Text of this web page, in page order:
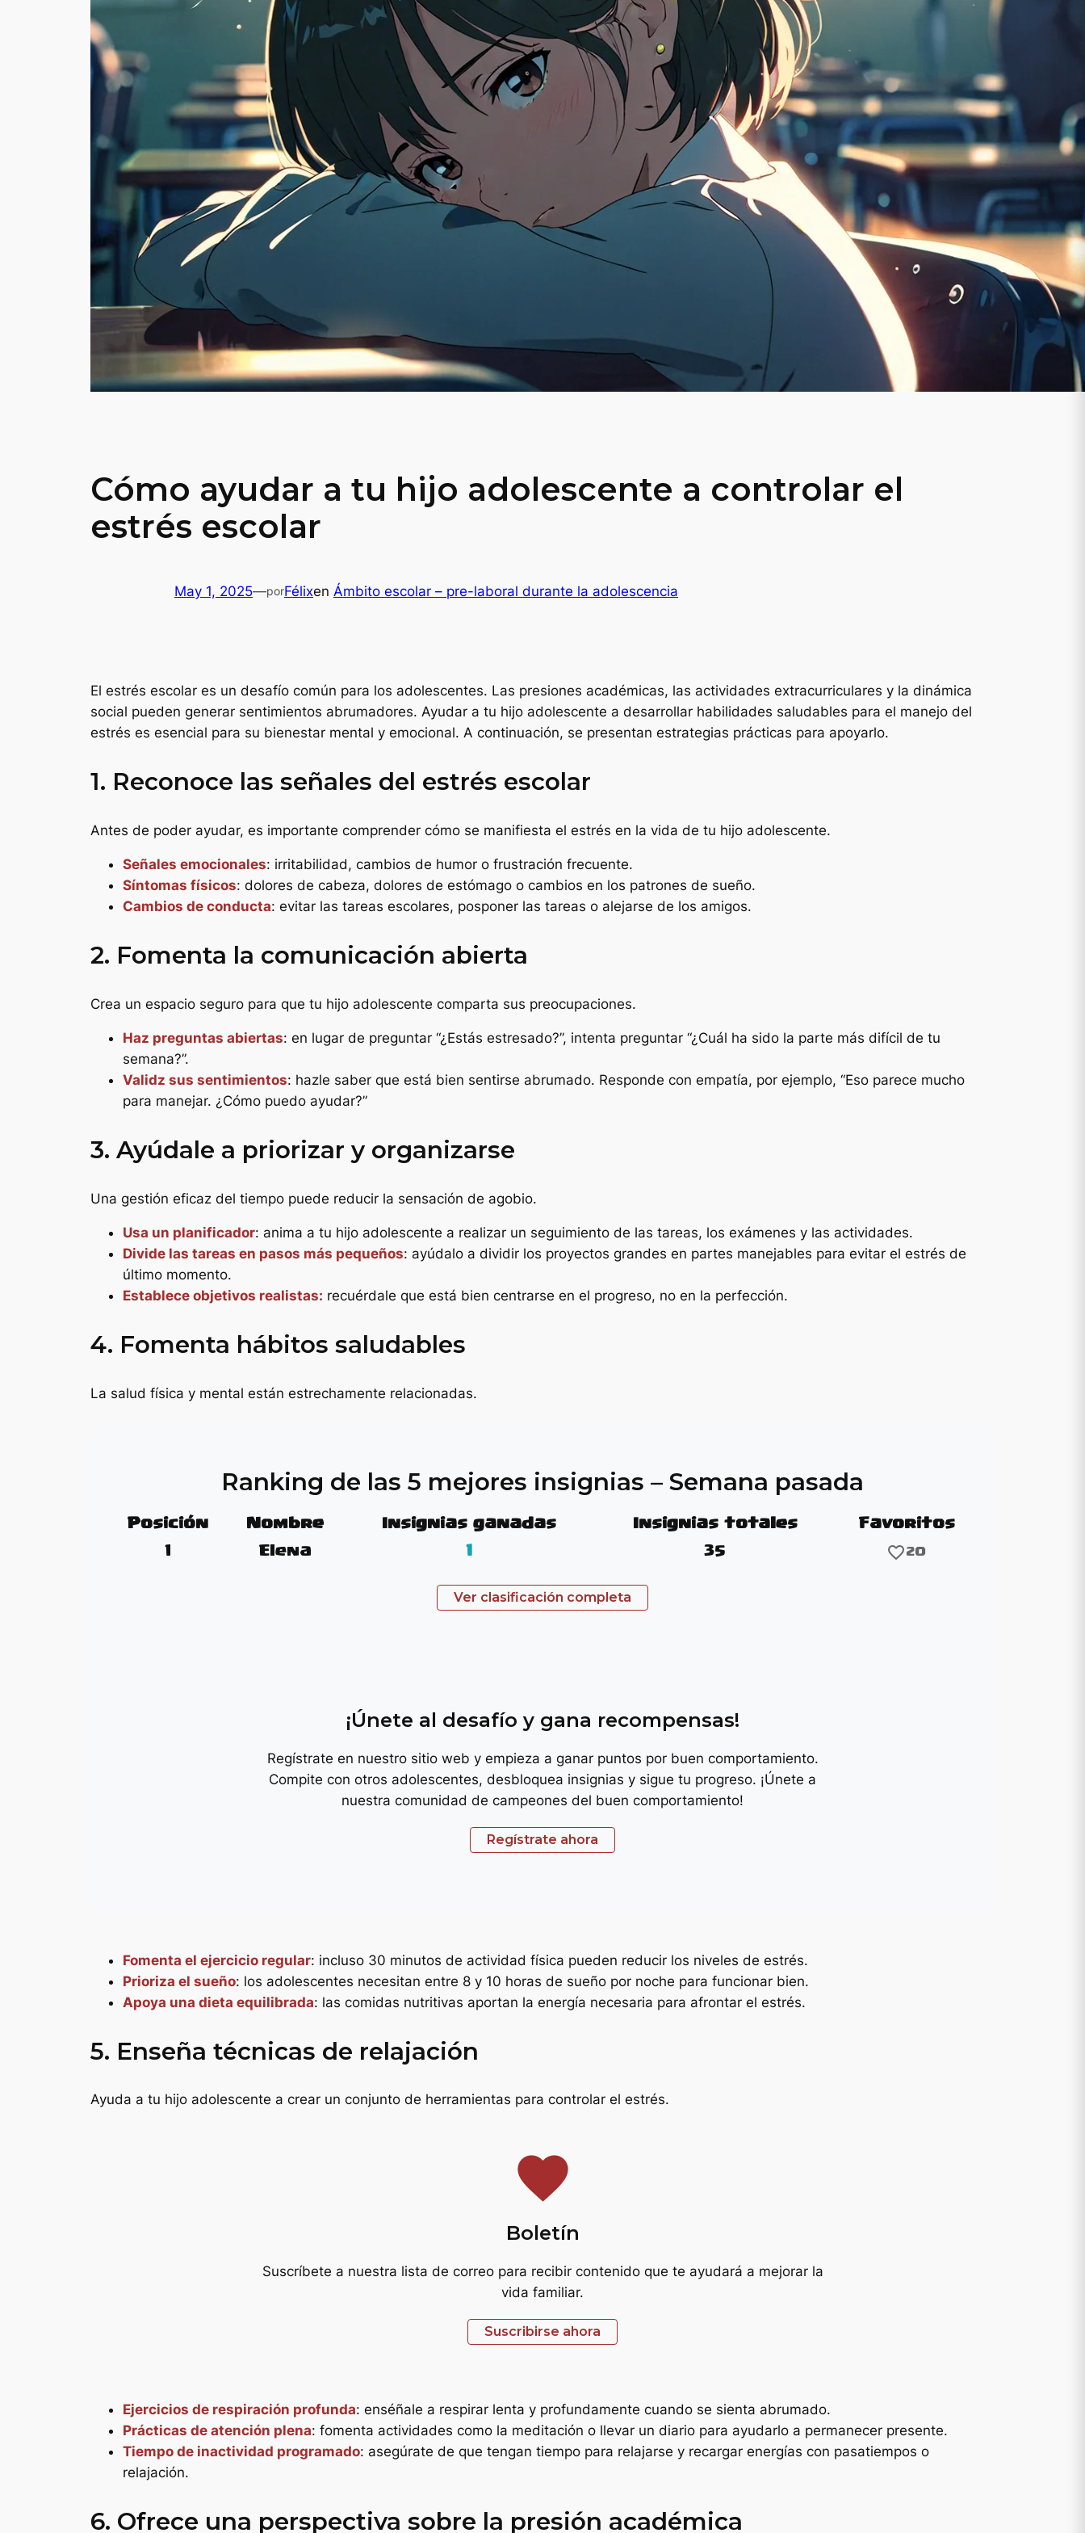
Cómo ayudar a tu hijo adolescente a controlar el
estrés escolar
May 1, 2025—porFélixen Ámbito escolar – pre-laboral durante la adolescencia
El estrés escolar es un desafío común para los adolescentes. Las presiones académicas, las actividades extracurriculares y la dinámica
social pueden generar sentimientos abrumadores. Ayudar a tu hijo adolescente a desarrollar habilidades saludables para el manejo del
estrés es esencial para su bienestar mental y emocional. A continuación, se presentan estrategias prácticas para apoyarlo.
1. Reconoce las señales del estrés escolar
Antes de poder ayudar, es importante comprender cómo se manifiesta el estrés en la vida de tu hijo adolescente.
Señales emocionales: irritabilidad, cambios de humor o frustración frecuente.
Síntomas físicos: dolores de cabeza, dolores de estómago o cambios en los patrones de sueño.
Cambios de conducta: evitar las tareas escolares, posponer las tareas o alejarse de los amigos.
2. Fomenta la comunicación abierta
Crea un espacio seguro para que tu hijo adolescente comparta sus preocupaciones.
Haz preguntas abiertas: en lugar de preguntar “¿Estás estresado?”, intenta preguntar “¿Cuál ha sido la parte más difícil de tu
semana?”.
Validz sus sentimientos: hazle saber que está bien sentirse abrumado. Responde con empatía, por ejemplo, “Eso parece mucho
para manejar. ¿Cómo puedo ayudar?”
3. Ayúdale a priorizar y organizarse
Una gestión eficaz del tiempo puede reducir la sensación de agobio.
Usa un planificador: anima a tu hijo adolescente a realizar un seguimiento de las tareas, los exámenes y las actividades.
Divide las tareas en pasos más pequeños: ayúdalo a dividir los proyectos grandes en partes manejables para evitar el estrés de
último momento.
Establece objetivos realistas: recuérdale que está bien centrarse en el progreso, no en la perfección.
4. Fomenta hábitos saludables
La salud física y mental están estrechamente relacionadas.
Ranking de las 5 mejores insignias – Semana pasada
Posición Nombre Insignias ganadas Insignias totales
Favoritos
1
Elena 1 35 favorite_border 20
Ver clasificación completa
¡Únete al desafío y gana recompensas!
Regístrate en nuestro sitio web y empieza a ganar puntos por buen comportamiento.
Compite con otros adolescentes, desbloquea insignias y sigue tu progreso. ¡Únete a
nuestra comunidad de campeones del buen comportamiento!
Regístrate ahora
Fomenta el ejercicio regular: incluso 30 minutos de actividad física pueden reducir los niveles de estrés.
Prioriza el sueño: los adolescentes necesitan entre 8 y 10 horas de sueño por noche para funcionar bien.
Apoya una dieta equilibrada: las comidas nutritivas aportan la energía necesaria para afrontar el estrés.
5. Enseña técnicas de relajación
Ayuda a tu hijo adolescente a crear un conjunto de herramientas para controlar el estrés.
favorite
Boletín
Suscríbete a nuestra lista de correo para recibir contenido que te ayudará a mejorar la
vida familiar.
Suscribirse ahora
Ejercicios de respiración profunda: enséñale a respirar lenta y profundamente cuando se sienta abrumado.
Prácticas de atención plena: fomenta actividades como la meditación o llevar un diario para ayudarlo a permanecer presente.
Tiempo de inactividad programado: asegúrate de que tengan tiempo para relajarse y recargar energías con pasatiempos o
relajación.
6. Ofrece una perspectiva sobre la presión académica